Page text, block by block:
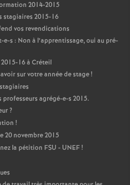
2014-2015
stagiaires 2015-16
vos revendications
s : Non à l’apprentissage, oui au pré-
16 à Créteil
sur votre année de stage!
agrégé-e-s 2015.
?
!
20 novembre 2015
la pétition FSU - UNEF!